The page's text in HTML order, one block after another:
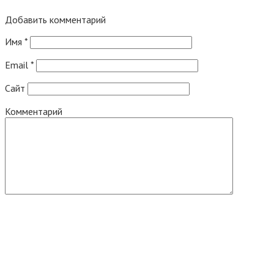
Добавить комментарий
Имя *
Email *
Сайт
Комментарий